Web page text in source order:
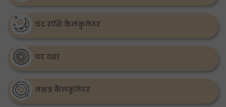
चंद्र राशि कैलकुलेटर
चर दशा
नक्षत्र कैलकुलेटर